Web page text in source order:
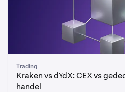
Trading
Kraken vs dYdX: CEX vs
handel